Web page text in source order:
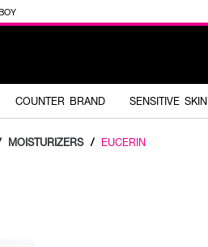
COUNTER BRAND SENSITIVE SKIN
MOISTURIZERS / EUCERIN